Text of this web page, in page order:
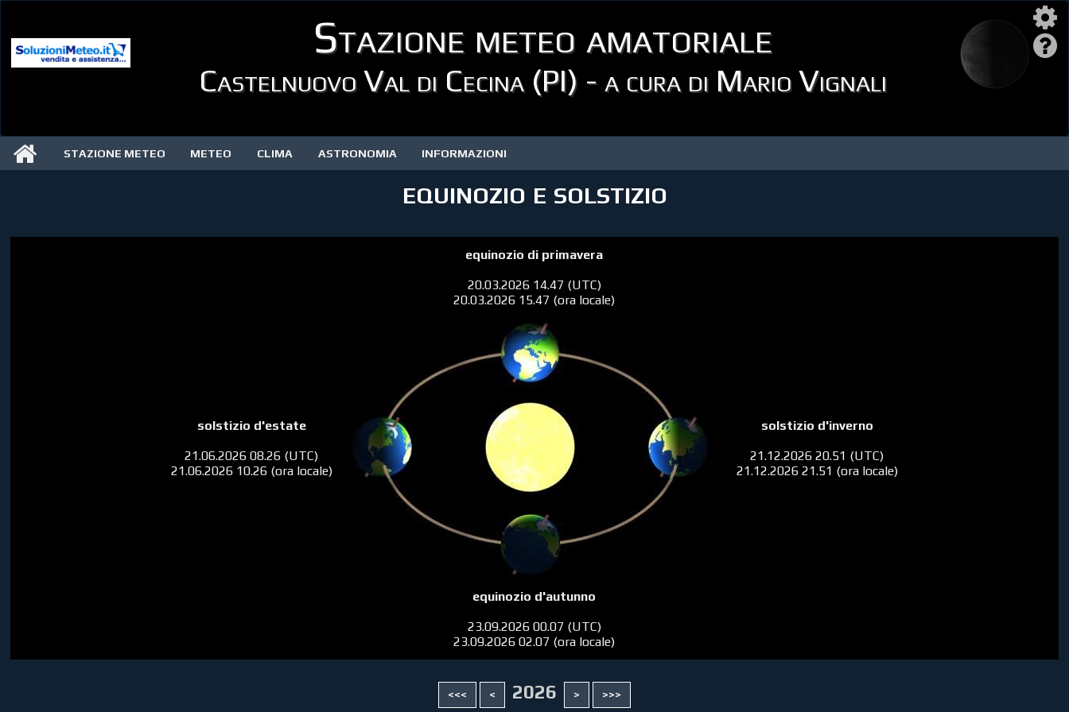
Stazione meteo amatoriale
Castelnuovo Val di Cecina (PI) - a cura di Mario Vignali
STAZIONE METEO METEO CLIMA ASTRONOMIA INFORMAZIONI
equinozio e solstizio
equinozio di primavera
20.03.2026 14.47 (UTC)
20.03.2026 15.47 (ora locale)
solstizio d'estate
21.06.2026 08.26 (UTC)
21.06.2026 10.26 (ora locale)
solstizio d'inverno
21.12.2026 20.51 (UTC)
21.12.2026 21.51 (ora locale)
equinozio d'autunno
23.09.2026 00.07 (UTC)
23.09.2026 02.07 (ora locale)
2026